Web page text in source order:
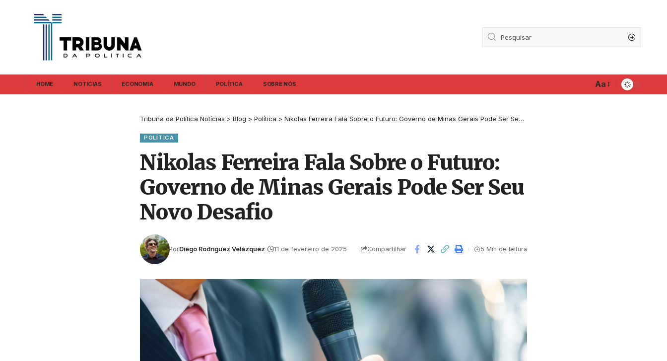
HOME NOTICIAS ECONOMIA MUNDO POLÍTICA SOBRE NÓS Aa
Tribuna da Política Notícias > Blog > Política > Nikolas Ferreira Fala Sobre o Futuro: Governo de Minas Gerais Pode Ser Seu Novo Desafio
POLÍTICA
Nikolas Ferreira Fala Sobre o Futuro:
Governo de Minas Gerais Pode Ser Seu
Novo Desafio
PorDiego Rodríguez Velázquez 11 de fevereiro de 2025 Compartilhar 5 Min de leitura